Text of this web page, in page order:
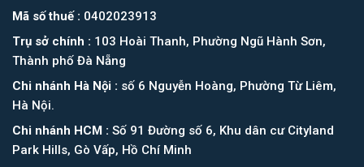
Mã số thuế : 0402023913
Trụ sở chính : 103 Hoài Thanh, Phường Ngũ Hành Sơn,
Thành phố Đà Nẵng
Chi nhánh Hà Nội : số 6 Nguyễn Hoàng, Phường Từ Liêm,
Hà Nội.
Chi nhánh HCM : Số 91 Đường số 6, Khu dân cư Cityland
Park Hills, Gò Vấp, Hồ Chí Minh